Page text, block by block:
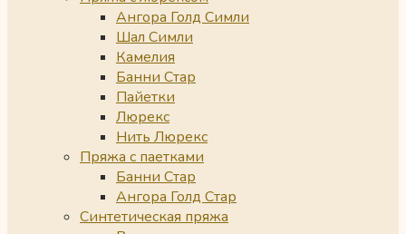
Ангора Голд Симли
Шал Симли
Камелия
Банни Стар
Пайетки
Люрекс
Нить Люрекс
Пряжа с паетками
Банни Стар
Ангора Голд Стар
Синтетическая пряжа